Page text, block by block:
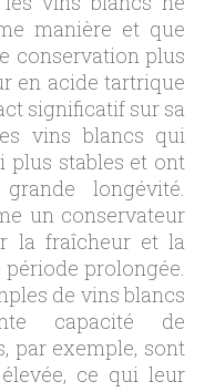
manière et que
conservation plus
en acide tartrique
significatif sur sa
vins blancs qui
plus stables et ont
longévité.
un conservateur
la fraîcheur et la
prolongée.
de vins blancs
capacité de
par exemple, sont
ce qui leur